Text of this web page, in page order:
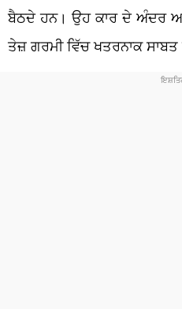
ਬੈਠਦੇ ਹਨ। ਉਹ ਕਾਰ ਦੇ ਅੰਦਰ
ਤੇਜ਼ ਗਰਮੀ ਵਿੱਚ ਖਤਰਨਾਕ